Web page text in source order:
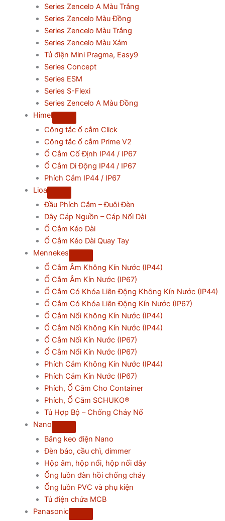
Series Zencelo A Màu Trắng
Series Zencelo Màu Đồng
Series Zencelo Màu Trắng
Series Zencelo Màu Xám
Tủ điện Mini Pragma, Easy9
Series Concept
Series ESM
Series S-Flexi
Series Zencelo A Màu Đồng
Himel
Công tắc ổ cắm Click
Công tắc ổ cắm Prime V2
Ổ Cắm Cố Định IP44 / IP67
Ổ Cắm Di Động IP44 / IP67
Phích Cắm IP44 / IP67
Lioa
Đầu Phích Cắm – Đuôi Đèn
Dây Cáp Nguồn – Cáp Nối Dài
Ổ Cắm Kéo Dài
Ổ Cắm Kéo Dài Quay Tay
Mennekes
Ổ Cắm Âm Không Kín Nước (IP44)
Ổ Cắm Âm Kín Nước (IP67)
Ổ Cắm Có Khóa Liên Động Không Kín Nước (IP44)
Ổ Cắm Có Khóa Liên Động Kín Nước (IP67)
Ổ Cắm Nổi Không Kín Nước (IP44)
Ổ Cắm Nối Không Kín Nước (IP44)
Ổ Cắm Nối Kín Nước (IP67)
Ổ Cắm Nổi Kín Nước (IP67)
Phích Cắm Không Kín Nước (IP44)
Phích Cắm Kín Nước (IP67)
Phích, Ổ Cắm Cho Container
Phích, Ổ Cắm SCHUKO®
Tủ Hợp Bộ – Chống Cháy Nổ
Nano
Băng keo điện Nano
Đèn báo, cầu chì, dimmer
Hộp âm, hộp nổi, hộp nối dây
Ống luồn đàn hồi chống cháy
Ống luồn PVC và phụ kiện
Tủ điện chứa MCB
Panasonic